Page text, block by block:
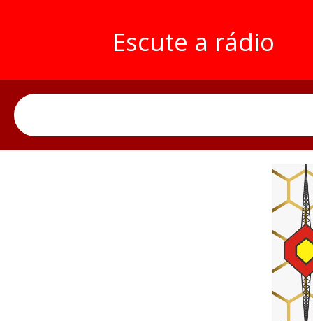
Escute a rádio